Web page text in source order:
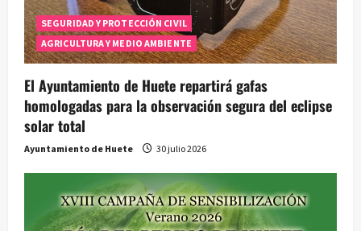
SEGURIDAD Y PROTECCIÓN CIVIL
AGRICULTURA Y MEDIO AMBIENTE
El Ayuntamiento de Huete repartirá gafas
homologadas para la observación segura del eclipse
solar total
Ayuntamiento de Huete 30 julio 2026